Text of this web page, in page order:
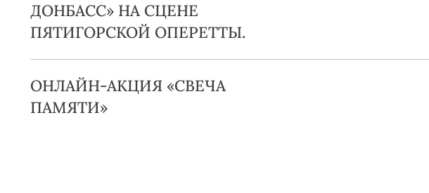
ДОНБАСС» НА СЦЕНЕ
ПЯТИГОРСКОЙ ОПЕРЕТТЫ.
ОНЛАЙН-АКЦИЯ «СВЕЧА
ПАМЯТИ»